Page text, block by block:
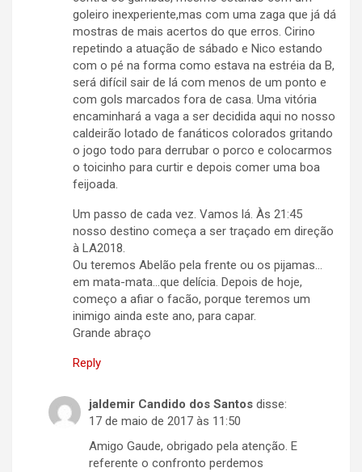
goleiro inexperiente,mas com uma zaga que já dá
mostras de mais acertos do que erros. Cirino
repetindo a atuação de sábado e Nico estando
com o pé na forma como estava na estréia da B,
será difícil sair de lá com menos de um ponto e
com gols marcados fora de casa. Uma vitória
encaminhará a vaga a ser decidida aqui no nosso
caldeirão lotado de fanáticos colorados gritando
o jogo todo para derrubar o porco e colocarmos
o toicinho para curtir e depois comer uma boa
feijoada.
Um passo de cada vez. Vamos lá. Às 21:45
nosso destino começa a ser traçado em direção
à LA2018.
Ou teremos Abelão pela frente ou os pijamas…
em mata-mata…que delícia. Depois de hoje,
começo a afiar o facão, porque teremos um
inimigo ainda este ano, para capar.
Grande abraço
Reply
jaldemir Candido dos Santos disse:
17 de maio de 2017 às 11:50
Amigo Gaude, obrigado pela atenção. E
referente o confronto perdemos